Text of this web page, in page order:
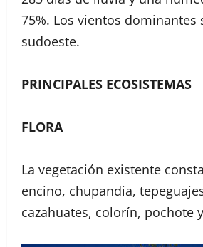
75%. Los vientos dominantes
sudoeste.
PRINCIPALES
FLORA
La vegetación existente
encino, chupandia,
cazahuates, colorín, pochote